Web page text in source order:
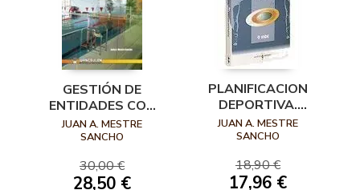
GESTIÓN DE
ENTIDADES CON
PISCINA
JUAN A. MESTRE
SANCHO
30,00 €
28,50 €
PLANIFICACION
DEPORTIVA.
TEORIA Y
PRACTICA
JUAN A. MESTRE
SANCHO
18,90 €
17,96 €